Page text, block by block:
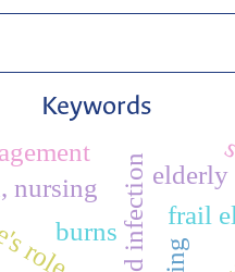
Keywords
role
nursing
burns
frail
elderly